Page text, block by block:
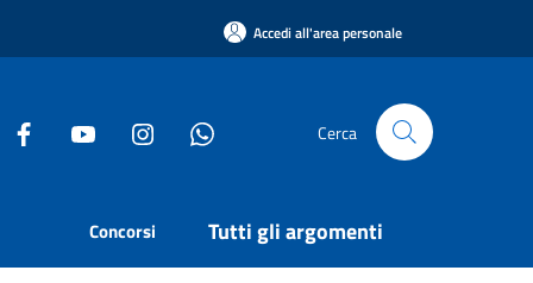
Accedi all'area personale
Cerca
Concorsi Tutti gli argomenti